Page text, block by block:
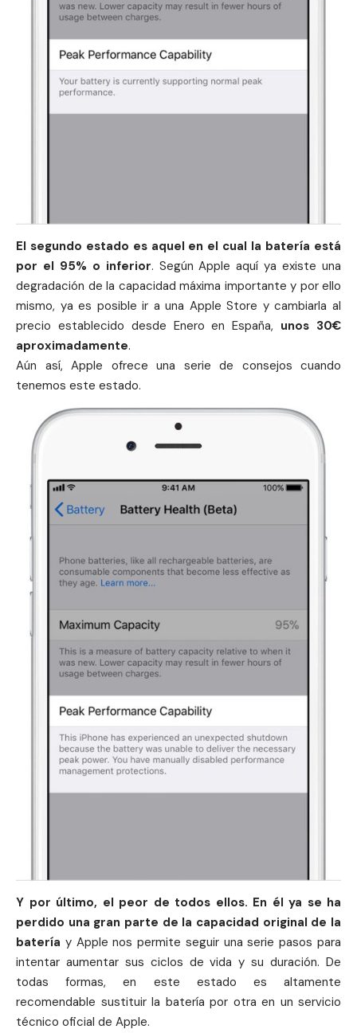
El segundo estado es aquel en el cual la batería está
por el 95% o inferior. Según Apple aquí ya existe una
degradación de la capacidad máxima importante y por ello
mismo, ya es posible ir a una Apple Store y cambiarla al
precio establecido desde Enero en España, unos 30€
aproximadamente.
Aún así, Apple ofrece una serie de consejos cuando
tenemos este estado.
Y por último, el peor de todos ellos. En él ya se ha
perdido una gran parte de la capacidad original de la
batería y Apple nos permite seguir una serie pasos para
intentar aumentar sus ciclos de vida y su duración. De
todas formas, en este estado es altamente
recomendable sustituir la batería por otra en un servicio
técnico oficial de Apple.